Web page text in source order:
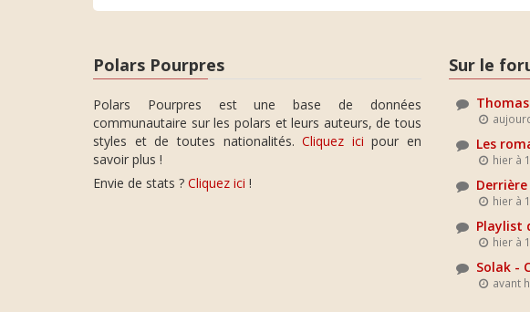
Polars Pourpres
Polars Pourpres est une base de données
communautaire sur les polars et leurs auteurs, de tous
styles et de toutes nationalités.Cliquez ici pour en
savoir plus !
Envie de stats ? Cliquez ici !
Sur le
Les
hier à
hier à
Playlist
hier à
Solak -
avant